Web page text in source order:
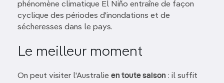
phénomène climatique El Niño entraîne de façon
cyclique des périodes d'inondations et de
sécheresses dans le pays.
Le meilleur moment
On peut visiter l'Australie en toute saison : il suffit